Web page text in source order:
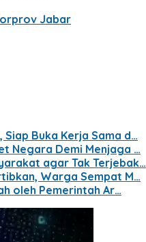
Jabar
Buka Kerja Sama d…
Negara Demi Menjaga …
agar Tak Terjebak…
Warga Sempat M…
oleh Pemerintah Ar…